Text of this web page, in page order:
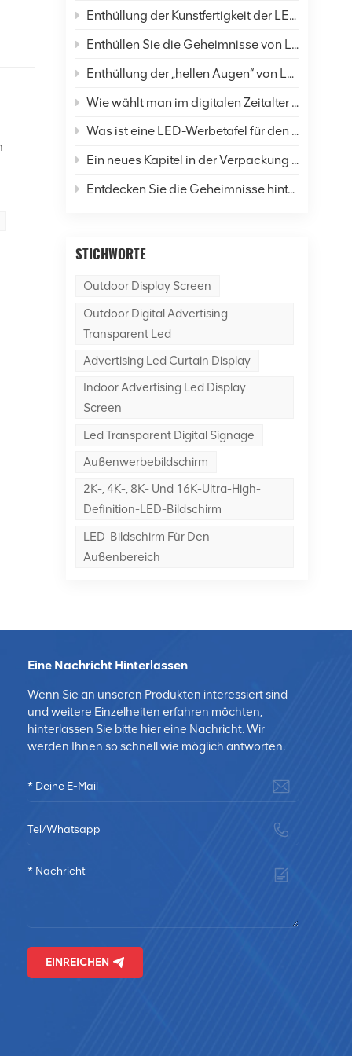
Enthüllung der Kunstfertigkeit der LED-Display-Verkapselung: Eine umfassende Analyse von sechs gängigen Techniken und Zukunftsaussichten
Enthüllen Sie die Geheimnisse von LED-Bildschirmen: Wie verändern sie unser Leben und die Welt?
Enthüllung der „hellen Augen“ von LED-Anzeigen: Eine umfassende Analyse der Auflösung
Wie wählt man im digitalen Zeitalter LED-Anzeigen richtig aus?
Was ist eine LED-Werbetafel für den Außenbereich?
Ein neues Kapitel in der Verpackung von LED-Displays: Was ist der Unterschied zwischen SMD- und COB-Technologie?
Entdecken Sie die Geheimnisse hinter dem Dancer of Led Display Screen
STICHWORTE
Outdoor Display Screen
Outdoor Digital Advertising
Transparent Led
Advertising Led Curtain Display
Indoor Advertising Led Display
Screen
Led Transparent Digital Signage
Außenwerbebildschirm
2K-, 4K-, 8K- Und 16K-Ultra-High-
Definition-LED-Bildschirm
LED-Bildschirm Für Den
Außenbereich
Eine Nachricht Hinterlassen
Wenn Sie an unseren Produkten interessiert sind
und weitere Einzelheiten erfahren möchten,
hinterlassen Sie bitte hier eine Nachricht. Wir
werden Ihnen so schnell wie möglich antworten.
EINREICHEN